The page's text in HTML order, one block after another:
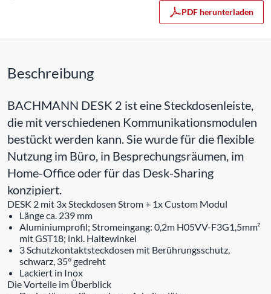
PDF herunterladen
Beschreibung
BACHMANN DESK 2 ist eine Steckdosenleiste,
die mit verschiedenen Kommunikationsmodulen
bestückt werden kann. Sie wurde für die flexible
Nutzung im Büro, in Besprechungsräumen, im
Home-Office oder für das Desk-Sharing
konzipiert.
DESK 2 mit 3x Steckdosen Strom + 1x Custom Modul
Länge ca. 239 mm
Aluminiumprofil; Stromeingang: 0,2m H05VV-F3G1,5mm²
mit GST18; inkl. Haltewinkel
3 Schutzkontaktsteckdosen mit Berührungsschutz,
schwarz, 35° gedreht
Lackiert in Inox
Die Vorteile im Überblick